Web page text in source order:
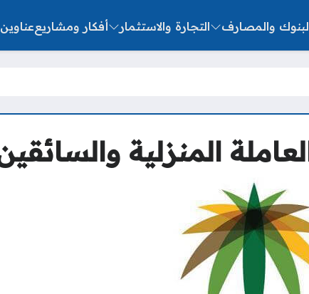
والمصارف التجارة والاستثمار أفكار ومشاريع
المنزلية